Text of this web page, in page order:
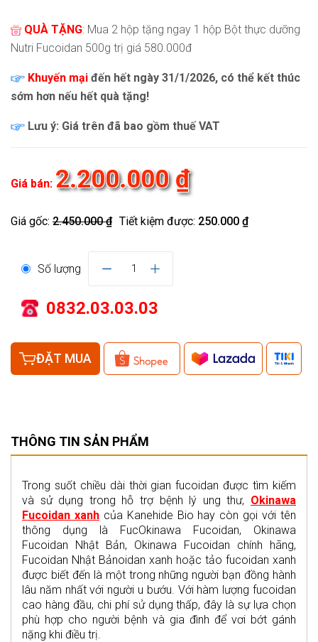
QUÀ TẶNG: Mua 2 hộp tặng ngay 1 hộp Bột thực dưỡng
Nutri Fucoidan 500g trị giá 580.000đ
Khuyến mại đến hết ngày 31/1/2026, có thể kết thúc
sớm hơn nếu hết quà tặng!
Lưu ý: Giá trên đã bao gồm thuế VAT
Giá bán: 2.200.000 ₫
Giá gốc: 2.450.000 ₫ Tiết kiệm được: 250.000 ₫
Số lượng 1
0832.03.03.03
ĐẶT MUA
THÔNG TIN SẢN PHẨM
Trong suốt chiều dài thời gian fucoidan được tìm kiếm
và sử dụng trong hỗ trợ bệnh lý ung thư, Okinawa
Fucoidan xanhcủa Kanehide Bio hay còn gọi với tên
thông dụng là FucOkinawa Fucoidan, Okinawa
Fucoidan Nhật Bản, Okinawa Fucoidan chính hãng,
Fucoidan Nhật Bảnoidan xanh hoặc tảo fucoidan xanh
được biết đến là một trong những người bạn đồng hành
lâu năm nhất với người u bướu. Với hàm lượng fucoidan
cao hàng đầu, chi phí sử dụng thấp, đây là sự lựa chọn
phù hợp cho người bệnh và gia đình để vơi bớt gánh
nặng khi điều trị.